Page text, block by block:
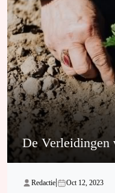
De Verleidingen
Redactie| Oct 12, 2023